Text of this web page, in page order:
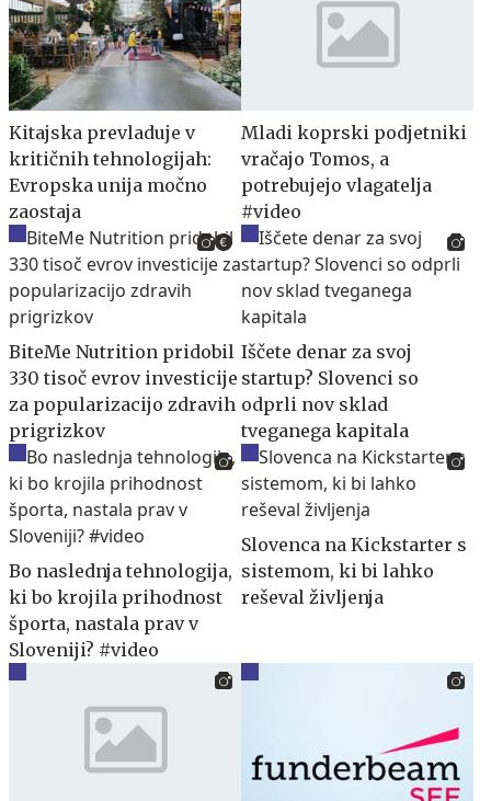
Kitajska prevladuje v
kritičnih tehnologijah:
Evropska unija močno
zaostaja
Mladi koprski podjetniki
vračajo Tomos, a
potrebujejo vlagatelja
#video
BiteMe Nutrition pridobil
330 tisoč evrov investicije
za popularizacijo zdravih
prigrizkov
Iščete denar za svoj
startup? Slovenci so
odprli nov sklad
tveganega kapitala
Bo naslednja tehnologija,
ki bo krojila prihodnost
športa, nastala prav v
Sloveniji? #video
Slovenca na Kickstarter s
sistemom, ki bi lahko
reševal življenja